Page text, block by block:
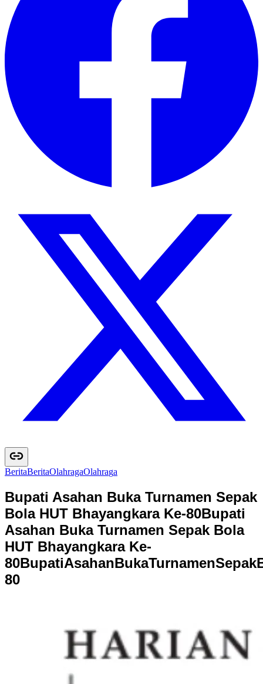
BeritaBeritaOlahragaOlahraga
Bupati Asahan Buka Turnamen Sepak
Bola HUT Bhayangkara Ke-80Bupati
Asahan Buka Turnamen Sepak Bola
HUT Bhayangkara Ke-
80BupatiAsahanBukaTurnamenSepak
80